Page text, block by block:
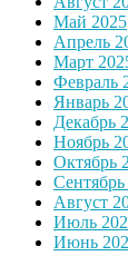
Май 2025
Апрель
Март
Февраль
Январь
Декабрь
Ноябрь
Октябрь
Август
Июль
Июнь